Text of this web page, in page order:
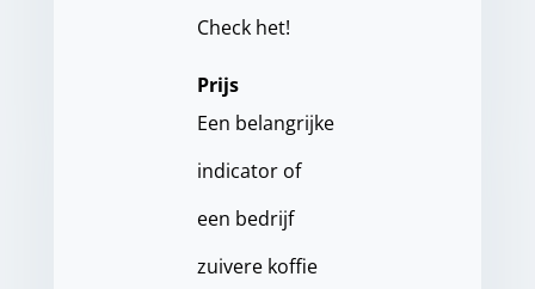
Check het!
Prijs
Een belangrijke
indicator of
een bedrijf
zuivere koffie